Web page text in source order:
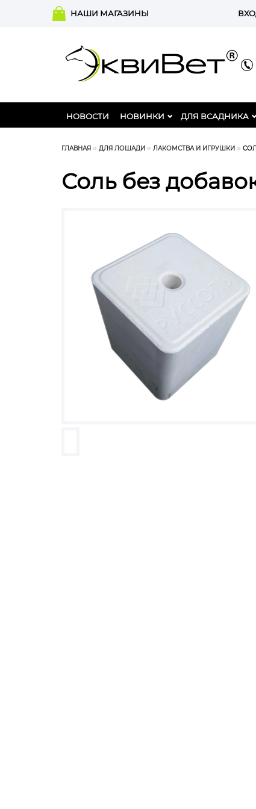
НАШИ МАГАЗИНЫ
НОВОСТИ НОВИНКИ ДЛЯ ВСАДНИКА
ГЛАВНАЯ ДЛЯ ЛОШАДИ ЛАКОМСТВА И ИГРУШКИ
Соль без